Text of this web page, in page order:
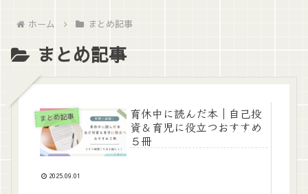
ホーム まとめ記事
まとめ記事
まとめ記事
育休中に読んだ本｜自己投
資＆育児に役立つおすすめ
５冊
2025.09.01